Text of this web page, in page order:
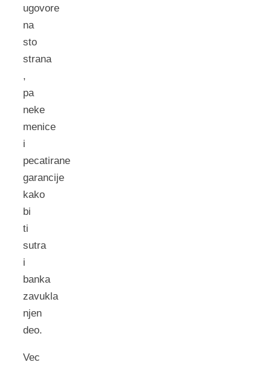
ugovore
na
sto
strana
,
pa
neke
menice
i
pecatirane
garancije
kako
bi
ti
sutra
i
banka
zavukla
njen
deo.
Vec